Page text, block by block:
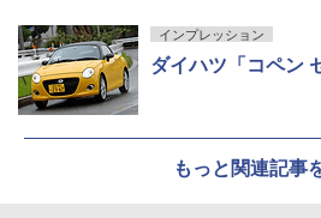
インプレッション
ダイハツ「コペン
もっと関連記事